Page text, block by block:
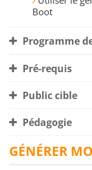
Boot
Programme
Pré-requis
Public cible
Pédagogie
GÉNÉRER